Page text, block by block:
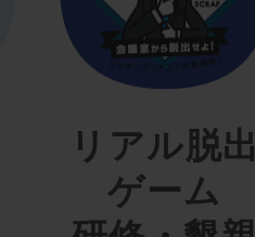
リアル脱
ゲーム